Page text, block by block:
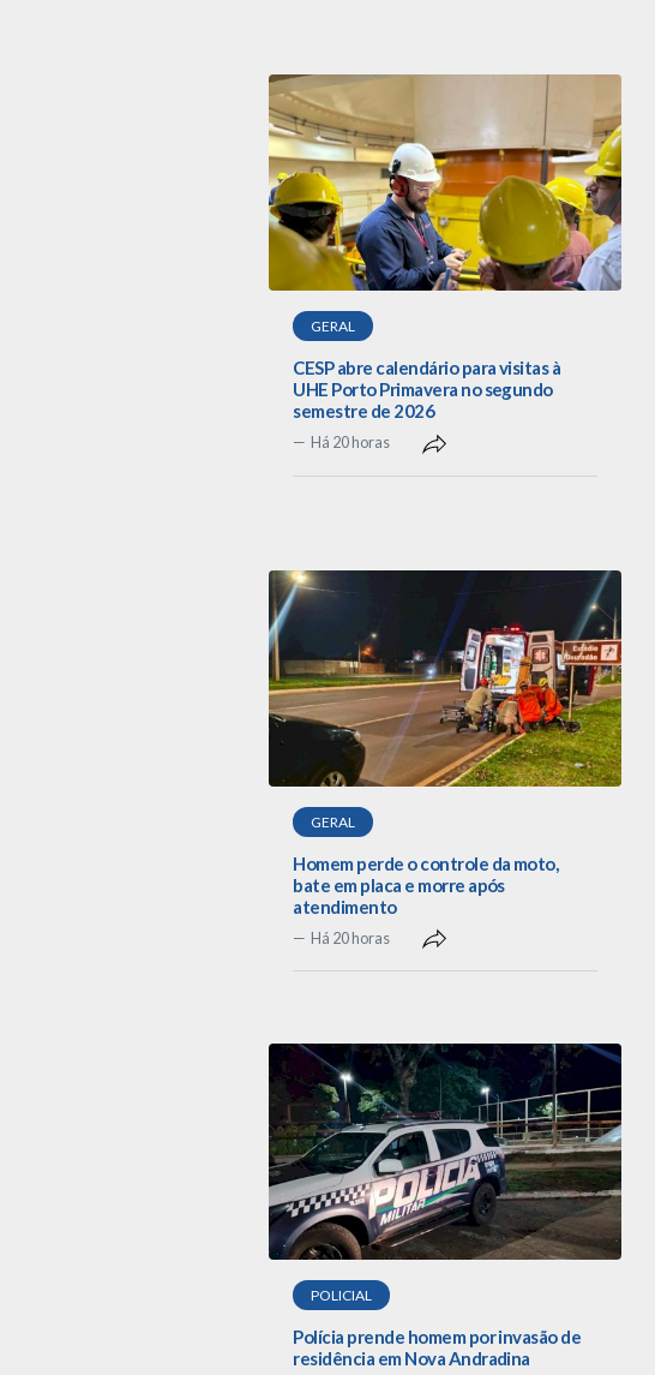
GERAL
CESP abre calendário para visitas à
UHE Porto Primavera no segundo
semestre de 2026
Há 20 horas
GERAL
Homem perde o controle da moto,
bate em placa e morre após
atendimento
Há 20 horas
POLICIAL
Polícia prende homem por invasão de
residência em Nova Andradina